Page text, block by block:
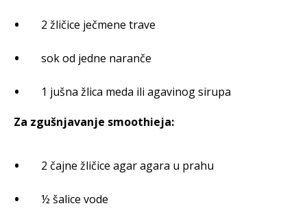
2 žličice ječmene trave
sok od jedne naranče
1 jušna žlica meda ili agavinog sirupa
Za zgušnjavanje smoothieja:
2 čajne žličice agar agara u prahu
½ šalice vode